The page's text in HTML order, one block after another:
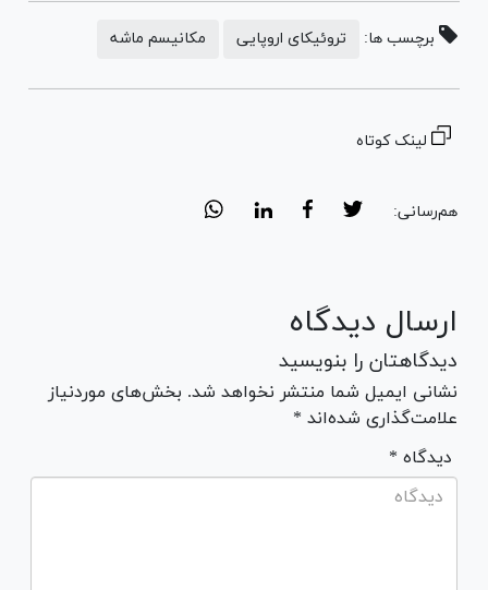
برچسب ها: تروئیکای اروپایی مکانیسم ماشه
لینک کوتاه
هم‌رسانی:
ارسال دیدگاه
دیدگاهتان را بنویسید
نشانی ایمیل شما منتشر نخواهد شد. بخش‌های موردنیاز
علامت‌گذاری شده‌اند *
* دیدگاه